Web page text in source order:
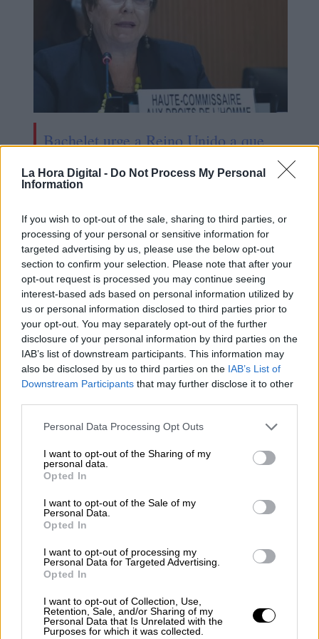
La Hora Digital - Do Not Process My Personal
Information
If you wish to opt-out of the sale, sharing to third parties, or
processing of your personal or sensitive information for
targeted advertising by us, please use the below opt-out
section to confirm your selection. Please note that after your
opt-out request is processed you may continue seeing
interest-based ads based on personal information utilized by
us or personal information disclosed to third parties prior to
your opt-out. You may separately opt-out of the further
disclosure of your personal information by third parties on the
IAB’s list of downstream participants. This information may
also be disclosed by us to third parties on the IAB’s List of
Downstream Participants that may further disclose it to other
Personal Data Processing Opt Outs
I want to opt-out of the Sharing of my
personal data.
Opted In
I want to opt-out of the Sale of my
Personal Data.
Opted In
I want to opt-out of processing my
Personal Data for Targeted Advertising.
Opted In
I want to opt-out of Collection, Use,
Retention, Sale, and/or Sharing of my
Personal Data that Is Unrelated with the
Purposes for which it was collected.
Bachelet urge a Reino Unido a que
estándares internacionales
Reino Unido avanza en su plan de
telecomunicaciones